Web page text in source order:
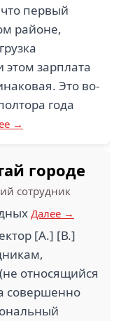
первый
районе,
этом зарплата
Это во-
года
→
городе
сотрудник
Далее →
[А.] [В.]
относящийся
совершенно